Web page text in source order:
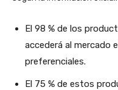
El 98 % de los
accederá al mercado
preferenciales.
El 75 % de estos